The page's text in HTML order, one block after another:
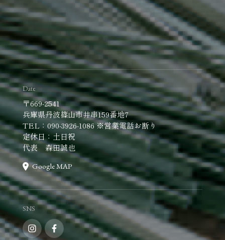
Date
〒669-2541
兵庫県丹波篠山市井串159番地7
TEL：090-3926-1086 ※営業電話お断り
定休日：土日祝
代表 森田誠也
Google MAP
SNS